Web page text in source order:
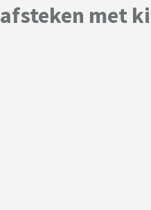
met